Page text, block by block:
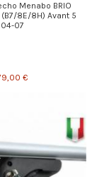
Menabo BRIO
(B7/8E/8H) Avant 5
04-07
€